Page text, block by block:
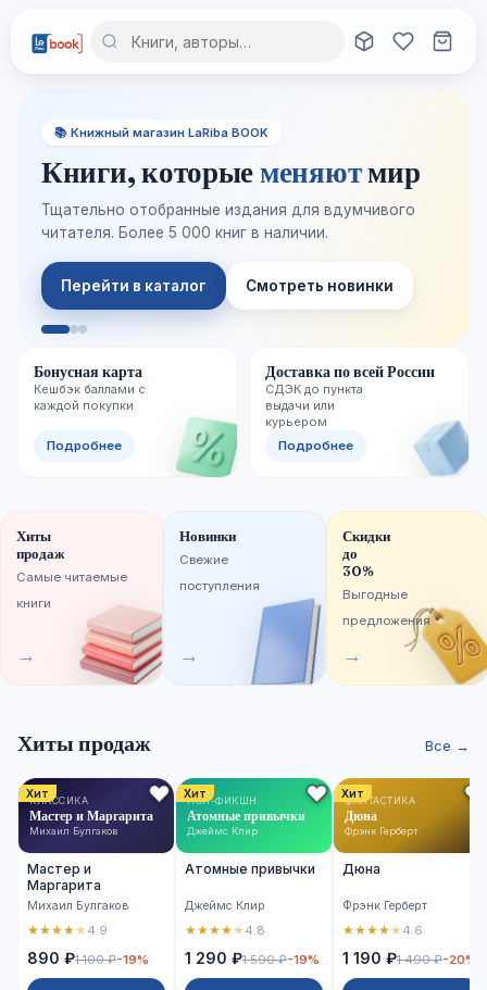
📚 Книжный магазин LaRiba BOOK
Книги, которыеменяютмир
Тщательно отобранные издания для вдумчивого
читателя. Более 5 000 книг в наличии.
Перейти в каталог Смотреть новинки
Бонусная карта
Кешбэк баллами с
каждой покупки
Подробнее
Доставка по всей России
СДЭК до пункта
выдачи или
курьером
Подробнее
Хиты
продаж
Самые читаемые
книги
→
Новинки
Свежие
поступления
→
Скидки
до
30%
Выгодные
предложения
→
Хиты продаж Все →
Хит
КЛАССИКА
Мастер и Маргарита
Михаил Булгаков
Мастер и
Маргарита
Михаил Булгаков
★★★★★4.9
890 ₽1 100 ₽-19%
Хит
НОН-ФИКШН
Атомные привычки
Джеймс Клир
Атомные привычки
Джеймс Клир
★★★★★4.8
1 290 ₽1 590 ₽-19%
Хит
ФАНТАСТИКА
Дюна
Фрэнк Герберт
Дюна
Фрэнк Герберт
★★★★★4.6
1 190 ₽1 490 ₽-20%